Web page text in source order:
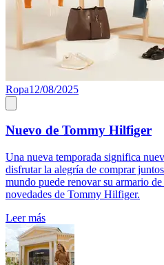
Ropa12/08/2025
Nuevo de Tommy Hilfiger
Una nueva temporada significa
disfrutar la alegría de comprar
mundo puede renovar su armario
novedades de Tommy Hilfiger.
Leer más